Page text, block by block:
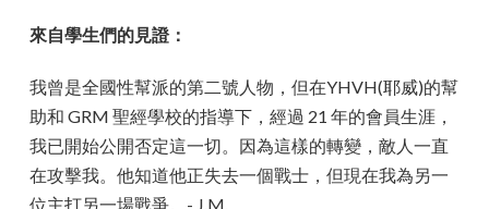
來自學生們的見證：
我曾是全國性幫派的第二號人物，但在YHVH(耶威)的幫
助和 GRM 聖經學校的指導下，經過 21 年的會員生涯，
我已開始公開否定這一切。因為這樣的轉變，敵人一直
在攻擊我。他知道他正失去一個戰士，但現在我為另一
位主打另一場戰爭。- J.M.